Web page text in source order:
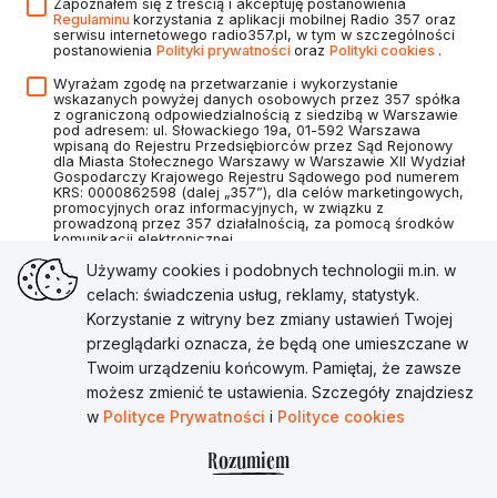
Zapoznałem się z treścią i akceptuję postanowienia
Regulaminu korzystania z aplikacji mobilnej Radio 357 oraz
serwisu internetowego radio357.pl, w tym w szczególności
postanowienia Polityki prywatności oraz Polityki cookies .
Wyrażam zgodę na przetwarzanie i wykorzystanie
wskazanych powyżej danych osobowych przez 357 spółka
z ograniczoną odpowiedzialnością z siedzibą w Warszawie
pod adresem: ul. Słowackiego 19a, 01-592 Warszawa
wpisaną do Rejestru Przedsiębiorców przez Sąd Rejonowy
dla Miasta Stołecznego Warszawy w Warszawie XII Wydział
Gospodarczy Krajowego Rejestru Sądowego pod numerem
KRS: 0000862598 (dalej „357”), dla celów marketingowych,
promocyjnych oraz informacyjnych, w związku z
prowadzoną przez 357 działalnością, za pomocą środków
komunikacji elektronicznej.
Utwórz konto
Masz już konto?Zaloguj się
Używamy cookies i podobnych technologii m.in. w
celach: świadczenia usług, reklamy, statystyk.
Korzystanie z witryny bez zmiany ustawień Twojej
przeglądarki oznacza, że będą one umieszczane w
Twoim urządzeniu końcowym. Pamiętaj, że zawsze
możesz zmienić te ustawienia. Szczegóły znajdziesz
w Polityce Prywatności i Polityce cookies
Rozumiem